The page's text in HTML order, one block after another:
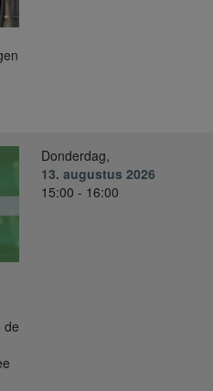
de
Donderdag,
13. augustus 2026
15:00 - 16:00